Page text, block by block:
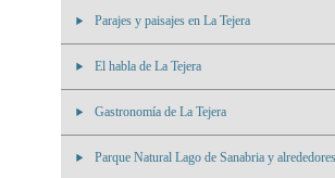
Parajes y paisajes en La Tejera
El habla de La Tejera
Gastronomía de La Tejera
Parque Natural Lago de Sanabria y